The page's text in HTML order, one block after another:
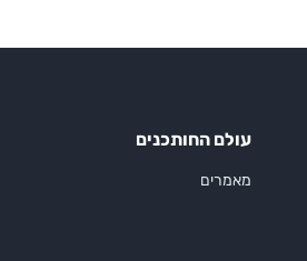
עולם החותכנים
מאמרים